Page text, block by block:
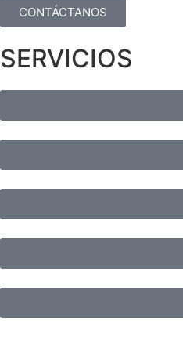
CONTÁCTANOS
SERVICIOS